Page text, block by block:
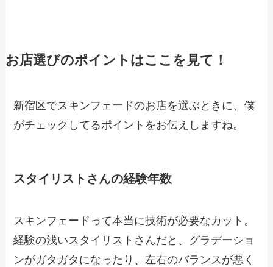
お店選びのポイントはここを見て！
新宿区でスキンフェードのお店を選ぶときに、僕
がチェックしてるポイントをお伝えしますね。
スタイリストさんの経験年数
スキンフェードって本当に技術が必要なカット。
経験の浅いスタイリストさんだと、グラデーショ
ンがガタガタになったり、左右のバランスが悪く